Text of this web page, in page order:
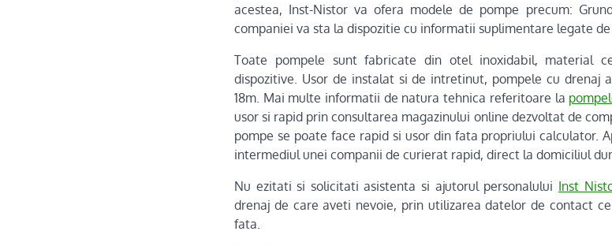
acestea, Inst-Nistor va ofera modele de pompe precum:
companiei va sta la dispozitie cu informatii suplimentare legate
Toate pompele sunt fabricate din otel inoxidabil, material
dispozitive. Usor de instalat si de intretinut, pompele cu drenaj
18m. Mai multe informatii de natura tehnica referitoare la
usor si rapid prin consultarea magazinului online dezvoltat de
pompe se poate face rapid si usor din fata propriului calculator.
intermediul unei companii de curierat rapid, direct la domiciliul
Nu ezitati si solicitati asistenta si ajutorul personalului Inst
drenaj de care aveti nevoie, prin utilizarea datelor de contact
fata.